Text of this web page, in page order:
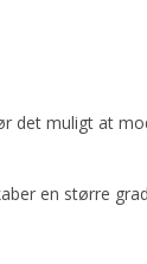
det muligt at
en større